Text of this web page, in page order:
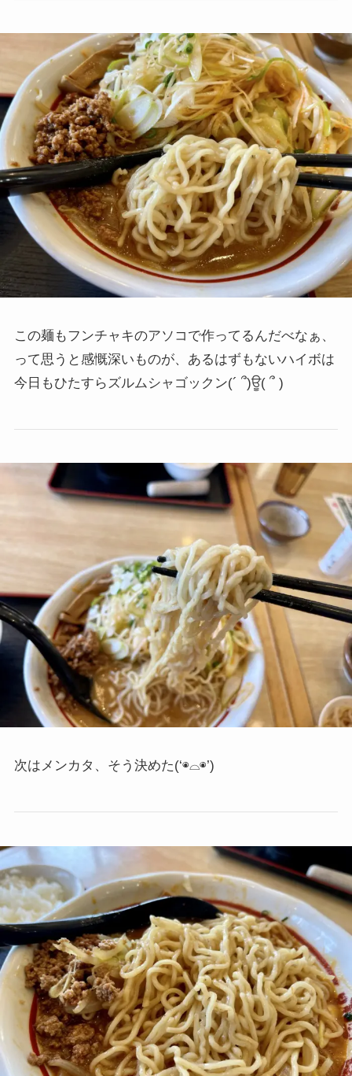
この麺もフンチャキのアソコで作ってるんだべなぁ、
って思うと感慨深いものが、あるはずもないハイボは
今日もひたすらズルムシャゴックン(´ ՞)ਊ( ՞ )
次はメンカタ、そう決めた(‘◉⌓◉’)